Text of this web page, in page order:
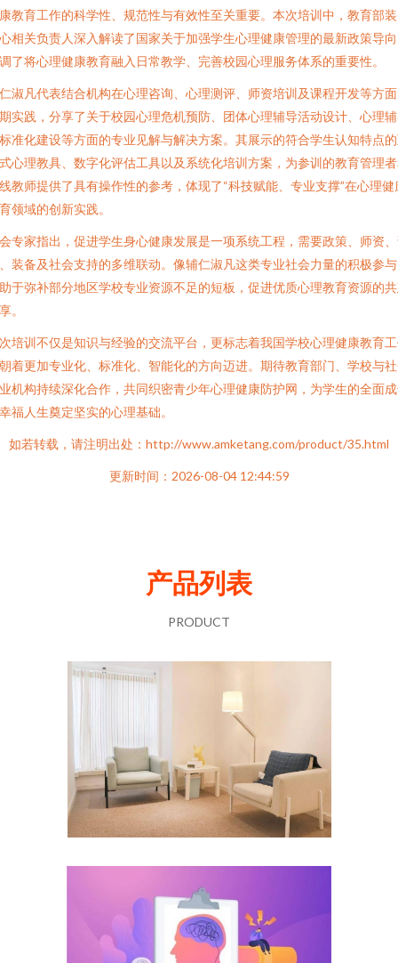
教育工作的科学性、规范性与有效性至关重要。本次培训中，教育部
相关负责人深入解读了国家关于加强学生心理健康管理的最新政策导
了将心理健康教育融入日常教学、完善校园心理服务体系的重要性。
淑凡代表结合机构在心理咨询、心理测评、师资培训及课程开发等方
实践，分享了关于校园心理危机预防、团体心理辅导活动设计、心理
准化建设等方面的专业见解与解决方案。其展示的符合学生认知特点
心理教具、数字化评估工具以及系统化培训方案，为参训的教育管理
教师提供了具有操作性的参考，体现了“科技赋能、专业支撑”在心理健
领域的创新实践。
专家指出，促进学生身心健康发展是一项系统工程，需要政策、师资
装备及社会支持的多维联动。像辅仁淑凡这类专业社会力量的积极参
于弥补部分地区学校专业资源不足的短板，促进优质心理教育资源的
。
培训不仅是知识与经验的交流平台，更标志着我国学校心理健康教育
着更加专业化、标准化、智能化的方向迈进。期待教育部门、学校与
机构持续深化合作，共同织密青少年心理健康防护网，为学生的全面
福人生奠定坚实的心理基础。
如若转载，请注明出处：http://www.amketang.com/product/35.html
更新时间：2026-08-04 12:44:59
产品列表
PRODUCT